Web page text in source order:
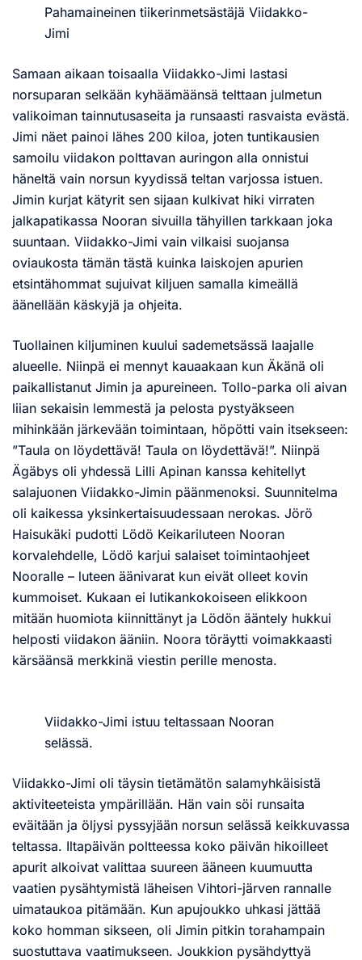
Pahamaineinen tiikerinmetsästäjä Viidakko-
Jimi
Samaan aikaan toisaalla Viidakko-Jimi lastasi
norsuparan selkään kyhäämäänsä telttaan julmetun
valikoiman tainnutusaseita ja runsaasti rasvaista evästä.
Jimi näet painoi lähes 200 kiloa, joten tuntikausien
samoilu viidakon polttavan auringon alla onnistui
häneltä vain norsun kyydissä teltan varjossa istuen.
Jimin kurjat kätyrit sen sijaan kulkivat hiki virraten
jalkapatikassa Nooran sivuilla tähyillen tarkkaan joka
suuntaan. Viidakko-Jimi vain vilkaisi suojansa
oviaukosta tämän tästä kuinka laiskojen apurien
etsintähommat sujuivat kiljuen samalla kimeällä
äänellään käskyjä ja ohjeita.
Tuollainen kiljuminen kuului sademetsässä laajalle
alueelle. Niinpä ei mennyt kauaakaan kun Äkänä oli
paikallistanut Jimin ja apureineen. Tollo-parka oli aivan
liian sekaisin lemmestä ja pelosta pystyäkseen
mihinkään järkevään toimintaan, höpötti vain itsekseen:
”Taula on löydettävä! Taula on löydettävä!”. Niinpä
Ägäbys oli yhdessä Lilli Apinan kanssa kehitellyt
salajuonen Viidakko-Jimin päänmenoksi. Suunnitelma
oli kaikessa yksinkertaisuudessaan nerokas. Jörö
Haisukäki pudotti Lödö Keikariluteen Nooran
korvalehdelle, Lödö karjui salaiset toimintaohjeet
Nooralle – luteen äänivarat kun eivät olleet kovin
kummoiset. Kukaan ei lutikankokoiseen elikkoon
mitään huomiota kiinnittänyt ja Lödön ääntely hukkui
helposti viidakon ääniin. Noora töräytti voimakkaasti
kärsäänsä merkkinä viestin perille menosta.
Viidakko-Jimi istuu teltassaan Nooran
selässä.
Viidakko-Jimi oli täysin tietämätön salamyhkäisistä
aktiviteeteista ympärillään. Hän vain söi runsaita
eväitään ja öljysi pyssyjään norsun selässä keikkuvassa
teltassa. Iltapäivän poltteessa koko päivän hikoilleet
apurit alkoivat valittaa suureen ääneen kuumuutta
vaatien pysähtymistä läheisen Vihtori-järven rannalle
uimataukoa pitämään. Kun apujoukko uhkasi jättää
koko homman sikseen, oli Jimin pitkin torahampain
suostuttava vaatimukseen. Joukkion pysähdyttyä